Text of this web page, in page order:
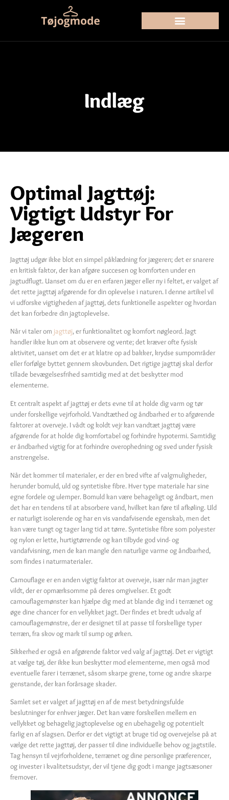
Indlæg
Optimal Jagttøj:
Vigtigt Udstyr For
Jægeren
Jagttøj udgør ikke blot en simpel påklædning for jægeren; det er snarere
en kritisk faktor, der kan afgøre succesen og komforten under en
jagtudflugt. Uanset om du er en erfaren jæger eller ny i feltet, er valget af
det rette jagttøj afgørende for din oplevelse i naturen. I denne artikel vil
vi udforske vigtigheden af jagttøj, dets funktionelle aspekter og hvordan
det kan forbedre din jagtoplevelse.
Når vi taler om jagttøj, er funktionalitet og komfort nøgleord. Jagt
handler ikke kun om at observere og vente; det kræver ofte fysisk
aktivitet, uanset om det er at klatre op ad bakker, krydse sumpområder
eller forfølge byttet gennem skovbunden. Det rigtige jagttøj skal derfor
tillade bevægelsesfrihed samtidig med at det beskytter mod
elementerne.
Et centralt aspekt af jagttøj er dets evne til at holde dig varm og tør
under forskellige vejrforhold. Vandtæthed og åndbarhed er to afgørende
faktorer at overveje. I vådt og koldt vejr kan vandtæt jagttøj være
afgørende for at holde dig komfortabel og forhindre hypotermi. Samtidig
er åndbarhed vigtig for at forhindre overophedning og sved under fysisk
anstrengelse.
Når det kommer til materialer, er der en bred vifte af valgmuligheder,
herunder bomuld, uld og syntetiske fibre. Hver type materiale har sine
egne fordele og ulemper. Bomuld kan være behageligt og åndbart, men
det har en tendens til at absorbere vand, hvilket kan føre til afkøling. Uld
er naturligt isolerende og har en vis vandafvisende egenskab, men det
kan være tungt og tager lang tid at tørre. Syntetiske fibre som polyester
og nylon er lette, hurtigtørrende og kan tilbyde god vind- og
vandafvisning, men de kan mangle den naturlige varme og åndbarhed,
som findes i naturmaterialer.
Camouflage er en anden vigtig faktor at overveje, især når man jagter
vildt, der er opmærksomme på deres omgivelser. Et godt
camouflagemønster kan hjælpe dig med at blande dig ind i terrænet og
øge dine chancer for en vellykket jagt. Der findes et bredt udvalg af
camouflagemønstre, der er designet til at passe til forskellige typer
terræn, fra skov og mark til sump og ørken.
Sikkerhed er også en afgørende faktor ved valg af jagttøj. Det er vigtigt
at vælge tøj, der ikke kun beskytter mod elementerne, men også mod
eventuelle farer i terrænet, såsom skarpe grene, torne og andre skarpe
genstande, der kan forårsage skader.
Samlet set er valget af jagttøj en af de mest betydningsfulde
beslutninger for enhver jæger. Det kan være forskellen mellem en
vellykket og behagelig jagtoplevelse og en ubehagelig og potentielt
farlig en af slagsen. Derfor er det vigtigt at bruge tid og overvejelse på at
vælge det rette jagttøj, der passer til dine individuelle behov og jagtstile.
Tag hensyn til vejrforholdene, terrænet og dine personlige præferencer,
og invester i kvalitetsudstyr, der vil tjene dig godt i mange jagtsæsoner
fremover.